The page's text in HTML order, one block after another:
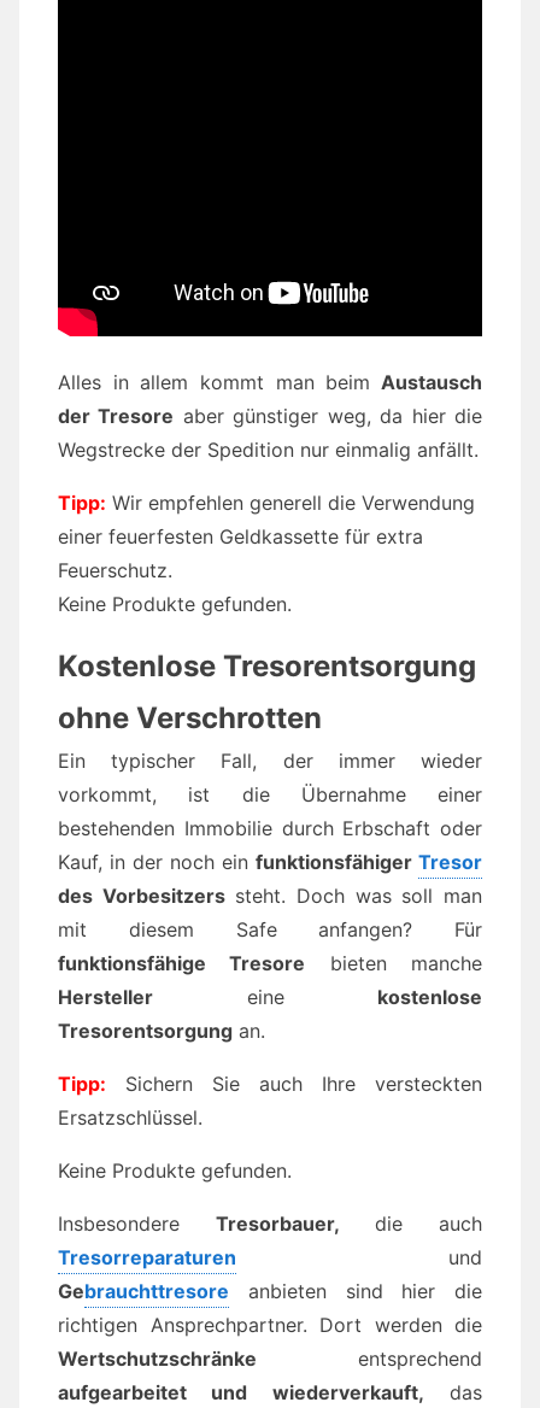
Alles in allem kommt man beim Austausch
der Tresore aber günstiger weg, da hier die
Wegstrecke der Spedition nur einmalig anfällt.
Tipp: Wir empfehlen generell die Verwendung
einer feuerfesten Geldkassette für extra
Feuerschutz.
Keine Produkte gefunden.
Kostenlose Tresorentsorgung
ohne Verschrotten
Ein typischer Fall, der immer wieder
vorkommt, ist die Übernahme einer
bestehenden Immobilie durch Erbschaft oder
Kauf, in der noch ein funktionsfähiger Tresor
des Vorbesitzerssteht. Doch was soll man
mit diesem Safe anfangen? Für
funktionsfähige Tresore bieten manche
Hersteller eine kostenlose
Tresorentsorgung an.
Tipp: Sichern Sie auch Ihre versteckten
Ersatzschlüssel.
Keine Produkte gefunden.
Insbesondere Tresorbauer, die auch
Tresorreparaturen
und
Gebrauchttresore anbieten sind hier die
richtigen Ansprechpartner. Dort werden die
Wertschutzschränke entsprechend
aufgearbeitet und wiederverkauft, das